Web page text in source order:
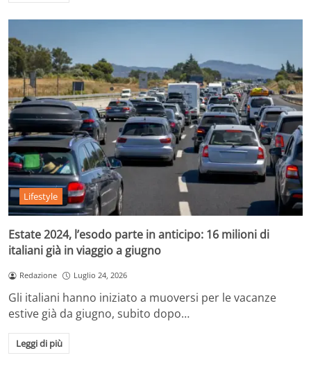
Lifestyle
Estate 2024, l’esodo parte in anticipo: 16 milioni di
italiani già in viaggio a giugno
Redazione Luglio 24, 2026
Gli italiani hanno iniziato a muoversi per le vacanze
estive già da giugno, subito dopo…
Leggi di più